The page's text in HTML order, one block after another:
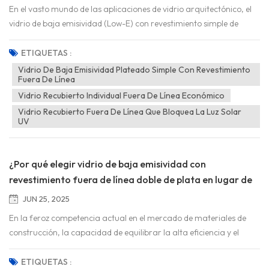
En el vasto mundo de las aplicaciones de vidrio arquitectónico, el
vidrio de baja emisividad (Low-E) con revestimiento simple de
plata y recubrimiento fuera de línea es un referente en la industria.
Pero ¿qué lo distingue? Este producto de vidrio único, que combina
ingeniosamente tecnología de vanguardia y valor práctico, ha
conquistado el corazón de numerosos arquitectos, constructores y
propietarios. Es como una barrera inteligente que refleja
eficientemente una gran cantidad de rayos infrarro...
ETIQUETAS :
Vidrio De Baja Emisividad Plateado Simple Con Revestimiento
Fuera De Línea
Vidrio Recubierto Individual Fuera De Línea Económico
Vidrio Recubierto Fuera De Línea Que Bloquea La Luz Solar
UV
¿Por qué elegir vidrio de baja emisividad con
revestimiento fuera de línea doble de plata en lugar de
otras opciones?
JUN 25, 2025
En la feroz competencia actual en el mercado de materiales de
construcción, la capacidad de equilibrar la alta eficiencia y el
ahorro energético con un rendimiento excelente se ha convertido
en el estándar fundamental para medir la competitividad de los
ETIQUETAS :